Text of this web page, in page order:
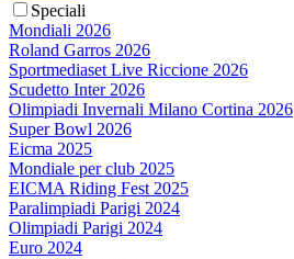
Speciali
Mondiali 2026
Roland Garros 2026
Sportmediaset Live Riccione 2026
Scudetto Inter 2026
Olimpiadi Invernali Milano Cortina 2026
Super Bowl 2026
Eicma 2025
Mondiale per club 2025
EICMA Riding Fest 2025
Paralimpiadi Parigi 2024
Olimpiadi Parigi 2024
Euro 2024